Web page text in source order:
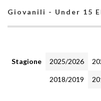
Giovanili - Under 15
Stagione 2025/2026
2018/2019